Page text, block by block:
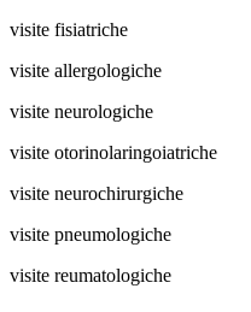
visite fisiatriche
visite allergologiche
visite neurologiche
visite otorinolaringoiatriche
visite neurochirurgiche
visite pneumologiche
visite reumatologiche